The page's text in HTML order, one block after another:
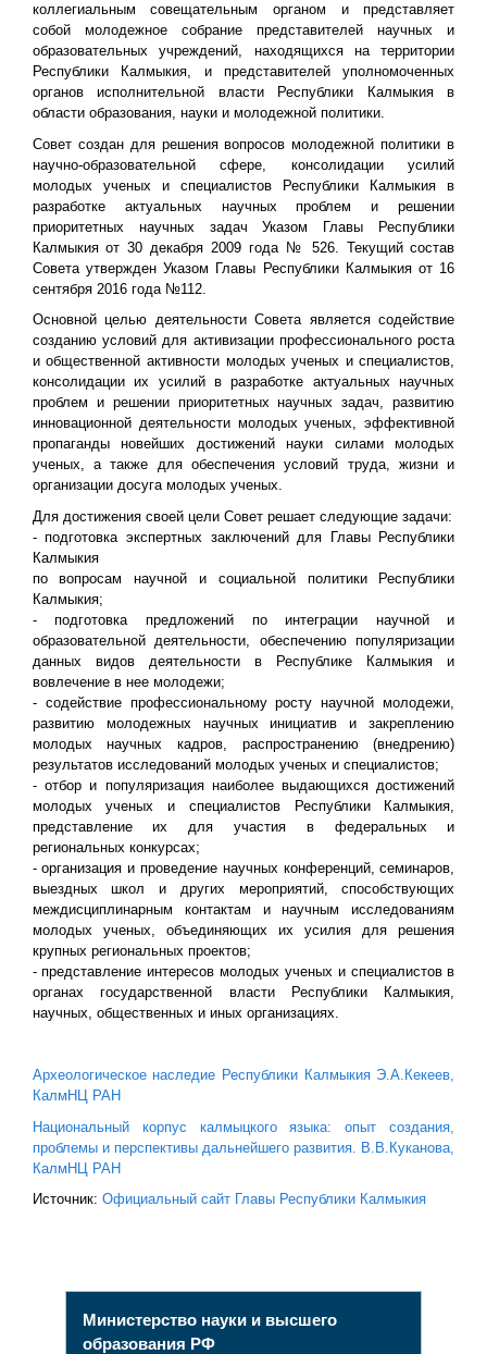
коллегиальным совещательным органом и представляет
собой молодежное собрание представителей научных и
образовательных учреждений, находящихся на территории
Республики Калмыкия, и представителей уполномоченных
органов исполнительной власти Республики Калмыкия в
области образования, науки и молодежной политики.
Совет создан для решения вопросов молодежной политики в
научно-образовательной сфере, консолидации усилий
молодых ученых и специалистов Республики Калмыкия в
разработке актуальных научных проблем и решении
приоритетных научных задач Указом Главы Республики
Калмыкия от 30 декабря 2009 года № 526. Текущий состав
Совета утвержден Указом Главы Республики Калмыкия от 16
сентября 2016 года №112.
Основной целью деятельности Совета является содействие
созданию условий для активизации профессионального роста
и общественной активности молодых ученых и специалистов,
консолидации их усилий в разработке актуальных научных
проблем и решении приоритетных научных задач, развитию
инновационной деятельности молодых ученых, эффективной
пропаганды новейших достижений науки силами молодых
ученых, а также для обеспечения условий труда, жизни и
организации досуга молодых ученых.
Для достижения своей цели Совет решает следующие задачи:
- подготовка экспертных заключений для Главы Республики
Калмыкия
по вопросам научной и социальной политики Республики
Калмыкия;
- подготовка предложений по интеграции научной и
образовательной деятельности, обеспечению популяризации
данных видов деятельности в Республике Калмыкия и
вовлечение в нее молодежи;
- содействие профессиональному росту научной молодежи,
развитию молодежных научных инициатив и закреплению
молодых научных кадров, распространению (внедрению)
результатов исследований молодых ученых и специалистов;
- отбор и популяризация наиболее выдающихся достижений
молодых ученых и специалистов Республики Калмыкия,
представление их для участия в федеральных и
региональных конкурсах;
- организация и проведение научных конференций, семинаров,
выездных школ и других мероприятий, способствующих
междисциплинарным контактам и научным исследованиям
молодых ученых, объединяющих их усилия для решения
крупных региональных проектов;
- представление интересов молодых ученых и специалистов в
органах государственной власти Республики Калмыкия,
научных, общественных и иных организациях.
Археологическое наследие Республики Калмыкия Э.А.Кекеев,
КалмНЦ РАН
Национальный корпус калмыцкого языка: опыт создания,
проблемы и перспективы дальнейшего развития. В.В.Куканова,
КалмНЦ РАН
Источник: Официальный сайт Главы Республики Калмыкия
Министерство науки и высшего
образования РФ